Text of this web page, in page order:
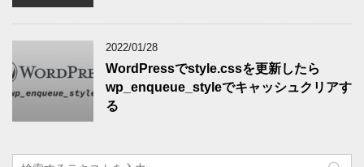
2022/01/28
WordPressでstyle.cssを更新したら
wp_enqueue_styleでキャッシュクリアす
る